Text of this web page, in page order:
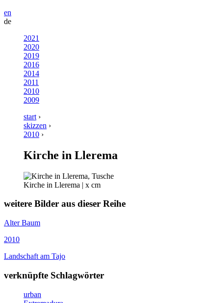
en
de
2021
2020
2019
2016
2014
2011
2010
2009
start ›
skizzen ›
2010 ›
Kirche in Llerema
Kirche in Llerema | x cm
weitere Bilder aus dieser Reihe
Alter Baum
2010
Landschaft am Tajo
verknüpfte Schlagwörter
urban